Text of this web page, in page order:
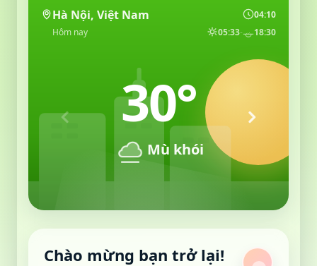
Hà Nội, Việt Nam
Hôm nay
04:10
05:33- 18:30
30°
Mù khói
Chào mừng bạn trở lại!